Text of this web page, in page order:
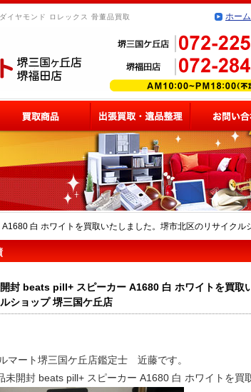
イヤモンド ロレックス 骨董品買取 ホーム
白 ホワイトを買取いたしました。堺市北区のリサイクル
封 beats pill+ スピーカー A1680 白 ホワイトを買取
ショップ 堺三国ケ丘店
マート堺三国ケ丘店鑑定士 近藤です。
未開封 beats pill+ スピーカー A1680 白 ホワイトを買